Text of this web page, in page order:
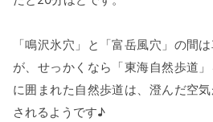
「鳴沢氷穴」と「富岳風穴」の間
が、せっかくなら「東海自然歩道
に囲まれた自然歩道は、澄んだ空
されるようです♪